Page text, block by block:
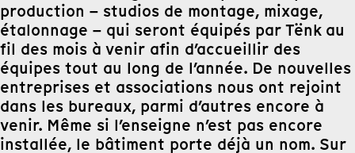
production – studios de montage, mixage,
étalonnage – qui seront équipés par Tënk au
fil des mois à venir afin d’accueillir des
équipes tout au long de l’année. De nouvelles
entreprises et associations nous ont rejoint
dans les bureaux, parmi d’autres encore à
venir. Même si l’enseigne n’est pas encore
installée, le bâtiment porte déjà un nom. Sur